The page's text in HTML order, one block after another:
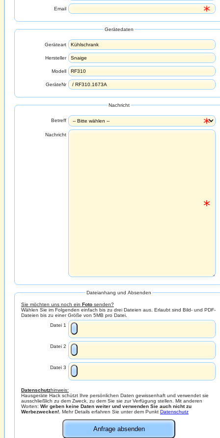
Email
Gerätedaten
Geräteart
Hersteller
Modell
GeräteNr
Nachricht
Betreff
Nachricht
Dateianhang und Absenden
Sie möchten uns noch ein Foto senden?
Wählen Sie im Folgenden einfach bis zu drei Dateien aus. Erlaubt sind Bild- und PDF-
Dateien bis zu einer Größe von 5MB pro Datei.
Datei 1
Datei 2
Datei 3
Datenschutzhinweis:
Hausgeräte Hack schützt Ihre persönlichen Daten gewissenhaft und verwendet sie
ausschließlich zu dem Zweck, zu dem Sie sie zur Verfügung stellen. Mit anderen
Worten: Wir geben keine Daten weiter und verwenden Sie auch nicht zu
Werbezwecken!. Mehr Details erfahren Sie unter dem Punkt Datenschutz